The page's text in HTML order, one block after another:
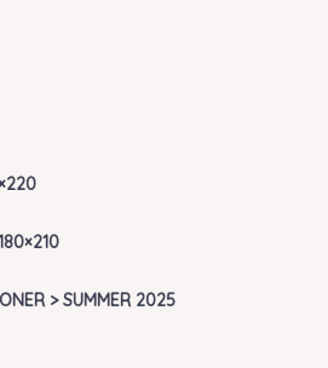
> SUMMER 2025